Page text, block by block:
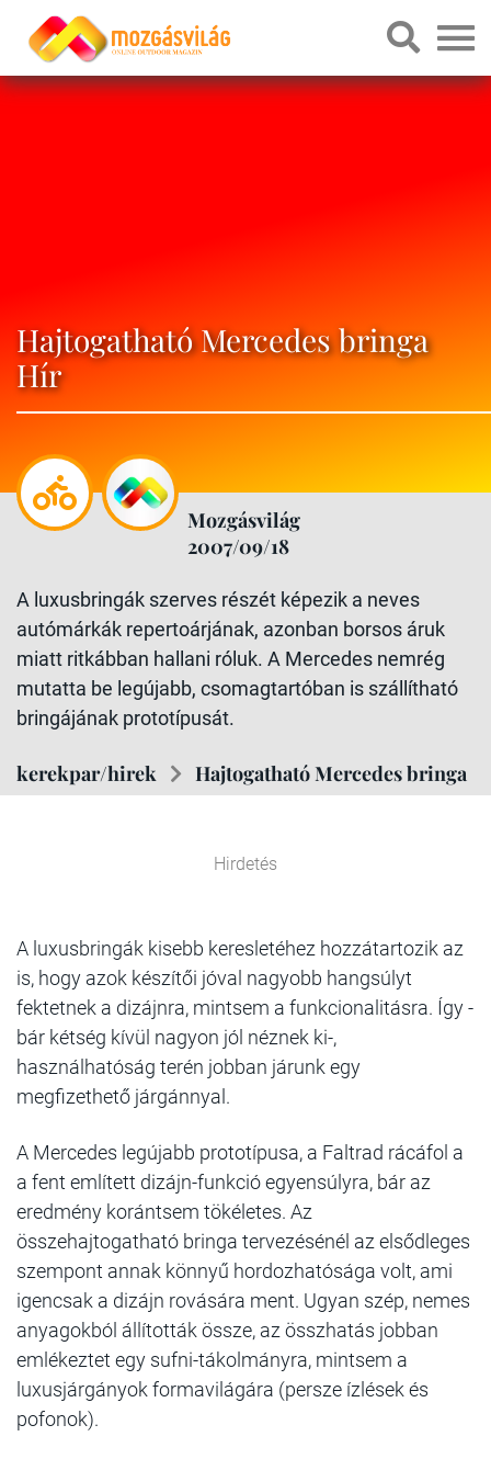
Hajtogatható Mercedes bringa
Hír
Mozgásvilág
2007/09/18
A luxusbringák szerves részét képezik a neves
autómárkák repertoárjának, azonban borsos áruk
miatt ritkábban hallani róluk. A Mercedes nemrég
mutatta be legújabb, csomagtartóban is szállítható
bringájának prototípusát.
kerekpar/hirek Hajtogatható Mercedes bringa
Hirdetés
A luxusbringák kisebb keresletéhez hozzátartozik az
is, hogy azok készítői jóval nagyobb hangsúlyt
fektetnek a dizájnra, mintsem a funkcionalitásra. Így -
bár kétség kívül nagyon jól néznek ki-,
használhatóság terén jobban járunk egy
megfizethető járgánnyal.
A Mercedes legújabb prototípusa, a Faltrad rácáfol a
a fent említett dizájn-funkció egyensúlyra, bár az
eredmény korántsem tökéletes. Az
összehajtogatható bringa tervezésénél az elsődleges
szempont annak könnyű hordozhatósága volt, ami
igencsak a dizájn rovására ment. Ugyan szép, nemes
anyagokból állították össze, az összhatás jobban
emlékeztet egy sufni-tákolmányra, mintsem a
luxusjárgányok formavilágára (persze ízlések és
pofonok).